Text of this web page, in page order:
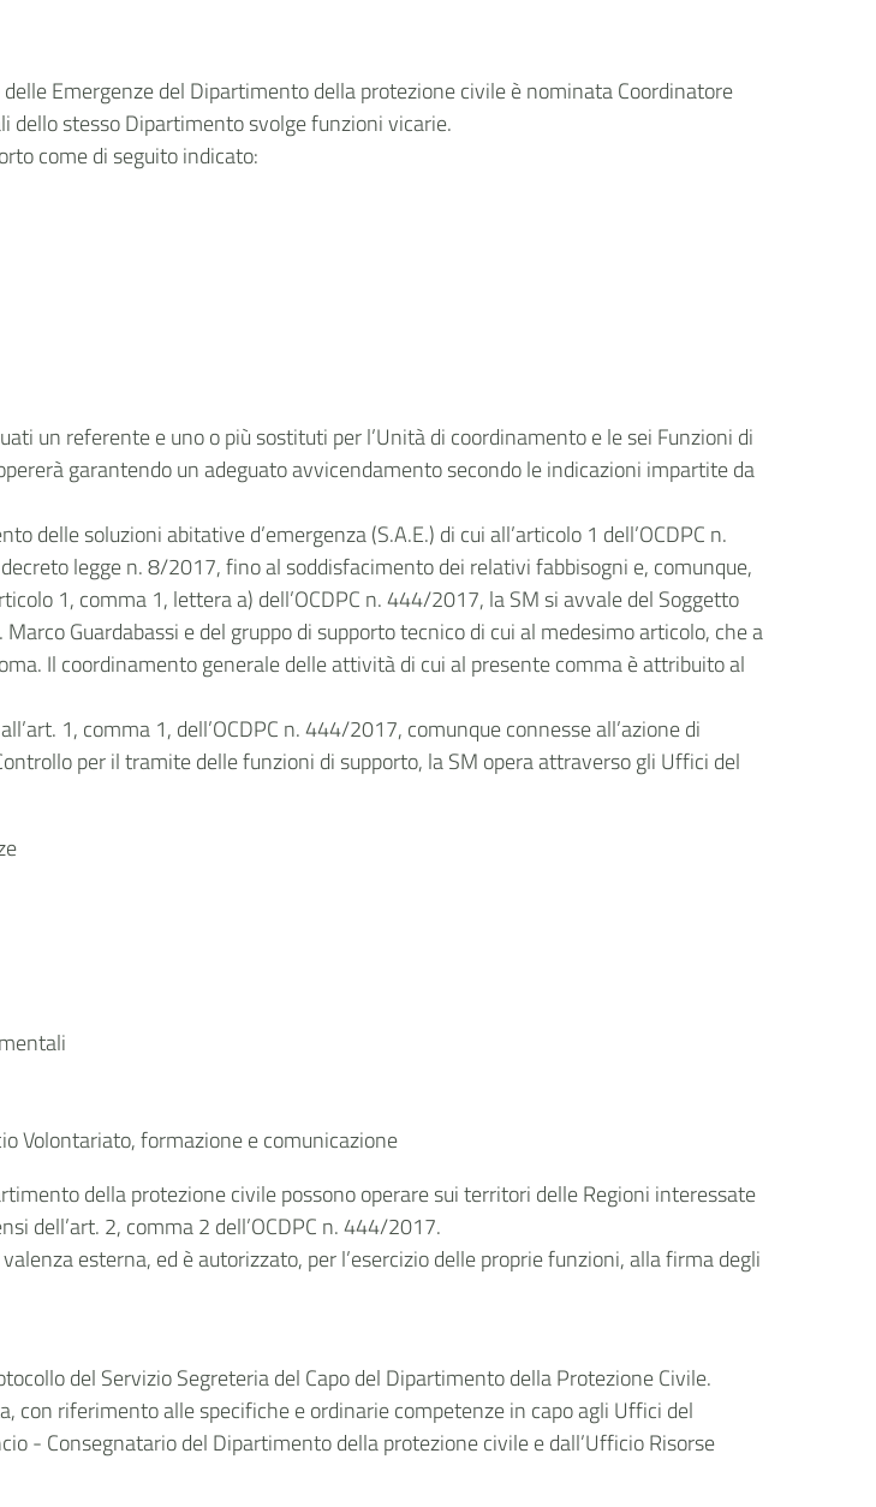
Emergenze del Dipartimento della protezione civile è nominata Coordinatore
dello stesso Dipartimento svolge funzioni vicarie.
come di seguito indicato:
un referente e uno o più sostituti per l’Unità di coordinamento e le sei Funzioni di
garantendo un adeguato avvicendamento secondo le indicazioni impartite da
delle soluzioni abitative d’emergenza (S.A.E.) di cui all’articolo 1 dell’OCDPC n.
legge n. 8/2017, fino al soddisfacimento dei relativi fabbisogni e, comunque,
1, comma 1, lettera a) dell’OCDPC n. 444/2017, la SM si avvale del Soggetto
Guardabassi e del gruppo di supporto tecnico di cui al medesimo articolo, che a
Il coordinamento generale delle attività di cui al presente comma è attribuito al
1, comma 1, dell’OCDPC n. 444/2017, comunque connesse all’azione di
per il tramite delle funzioni di supporto, la SM opera attraverso gli Uffici del
Volontariato, formazione e comunicazione
della protezione civile possono operare sui territori delle Regioni interessate
dell’art. 2, comma 2 dell’OCDPC n. 444/2017.
esterna, ed è autorizzato, per l’esercizio delle proprie funzioni, alla firma degli
del Servizio Segreteria del Capo del Dipartimento della Protezione Civile.
con riferimento alle specifiche e ordinarie competenze in capo agli Uffici del
- Consegnatario del Dipartimento della protezione civile e dall’Ufficio Risorse